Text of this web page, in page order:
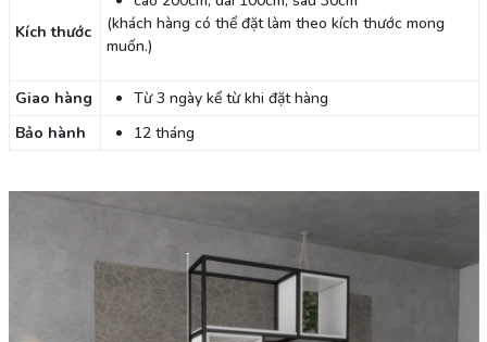
Kích thước
(khách hàng có thể đặt làm theo kích thước mong
muốn.)
Giao hàng
Từ 3 ngày kể từ khi đặt hàng
Bảo hành
12 tháng